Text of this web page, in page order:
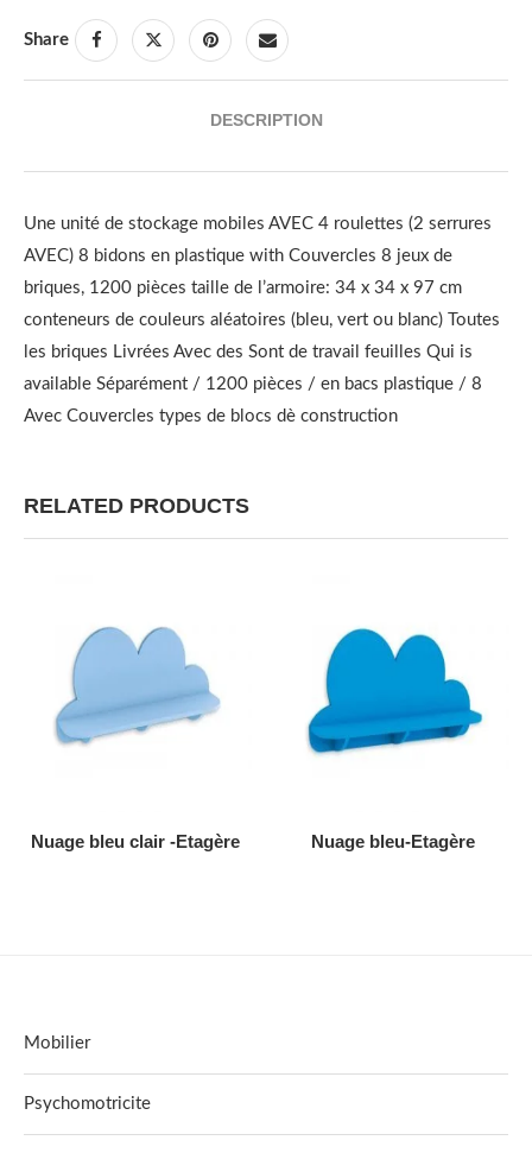
Share
DESCRIPTION
Une unité de stockage mobiles AVEC 4 roulettes (2 serrures
AVEC) 8 bidons en plastique with Couvercles 8 jeux de
briques, 1200 pièces taille de l’armoire: 34 x 34 x 97 cm
conteneurs de couleurs aléatoires (bleu, vert ou blanc) Toutes
les briques Livrées Avec des Sont de travail feuilles Qui is
available Séparément / 1200 pièces / en bacs plastique / 8
Avec Couvercles types de blocs dè construction
RELATED PRODUCTS
AJOUTER AU DEVIS
Nuage bleu clair -Etagère AJOUTER AU DEVIS
Nuage bleu-Etagère
Mobilier
Psychomotricite